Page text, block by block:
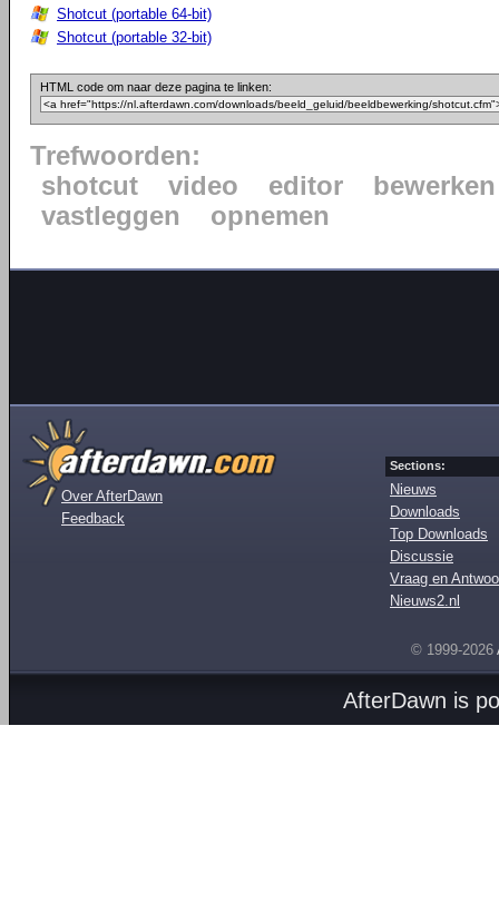
Shotcut (portable 64-bit)
Shotcut (portable 32-bit)
HTML code om naar deze pagina te linken:
Trefwoorden:
shotcut
video editor
bewerken
vastleggen
opnemen
Over AfterDawn
Feedback
Sections:
Nieuws
Downloads
Top Downloads
Discussie
Vraag en
Nieuws2.nl
© 1999-2026
AfterDawn is